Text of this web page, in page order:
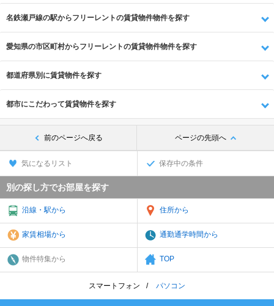
名鉄瀬戸線の駅からフリーレントの賃貸物件物件を探す
愛知県の市区町村からフリーレントの賃貸物件物件を探す
都道府県別に賃貸物件を探す
都市にこだわって賃貸物件を探す
前のページへ戻る ページの先頭へ
気になるリスト 保存中の条件
別の探し方でお部屋を探す
沿線・駅から 住所から
家賃相場から 通勤通学時間から
物件特集から TOP
スマートフォン パソコン